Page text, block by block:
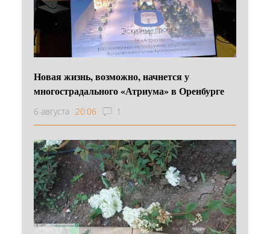
Новая жизнь, возможно, начнется у
многострадального «Атриума» в Оренбурге
6 августа 20:06 1